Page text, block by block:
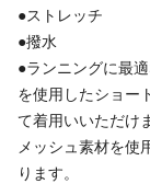
●ストレッチ
●撥水
●ランニングに最
を使用したショー
て着用いいただけ
メッシュ素材を使
ります。